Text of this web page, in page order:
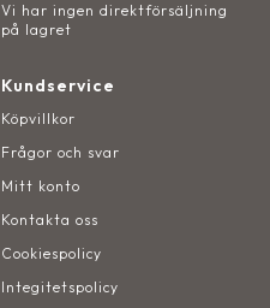
Vi har ingen direktförsäljning
på lagret
Kundservice
Köpvillkor
Frågor och svar
Mitt konto
Kontakta oss
Cookiespolicy
Integitetspolicy